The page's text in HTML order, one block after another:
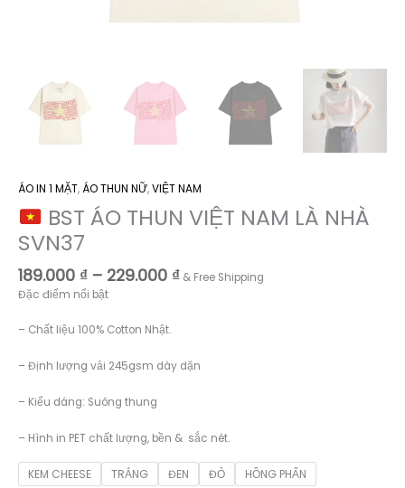
ÁO IN 1 MẶT, ÁO THUN NỮ,VIỆT NAM
BST ÁO THUN VIỆT NAM LÀ NHÀ
SVN37
189.000 ₫ – 229.000 ₫Khoảng
229.000 ₫
& Free Shipping
Đặc điểm nổi bật
– Chất liệu 100% Cotton Nhật.
– Định lượng vải 245gsm dày dặn
– Kiểu dáng: Suông thung
– Hình in PET chất lượng, bền & sắc nét.
KEM CHEESE TRẮNG ĐEN ĐỎ HỒNG PHẤN